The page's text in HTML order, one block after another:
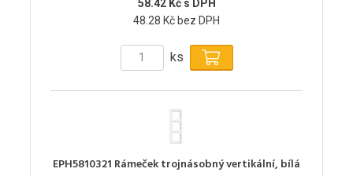
58.42 Kč s DPH
48.28 Kč bez DPH
ks
EPH5810321 Rámeček trojnásobný vertikální, bílá